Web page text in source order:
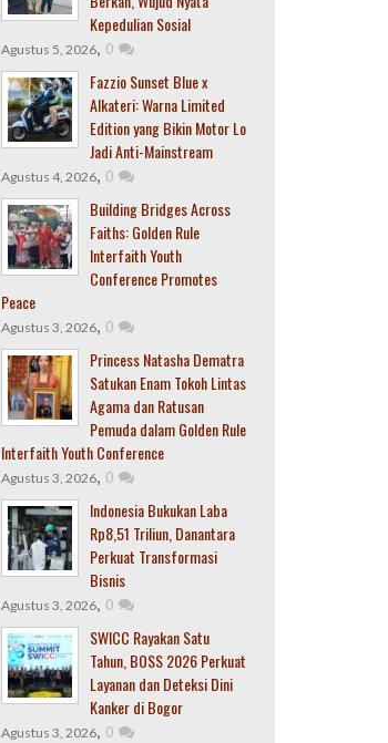
Kepedulian Sosial
Agustus 5, 2026, 0
Fazzio Sunset Blue x
Alkateri: Warna Limited
Edition yang Bikin Motor Lo
Jadi Anti-Mainstream
Agustus 4, 2026, 0
Building Bridges Across
Faiths: Golden Rule
Interfaith Youth
Conference Promotes
Peace
Agustus 3, 2026, 0
Princess Natasha Dematra
Satukan Enam Tokoh Lintas
Agama dan Ratusan
Pemuda dalam Golden Rule
Interfaith Youth Conference
Agustus 3, 2026, 0
Indonesia Bukukan Laba
Rp8,51 Triliun, Danantara
Perkuat Transformasi
Bisnis
Agustus 3, 2026, 0
SWICC Rayakan Satu
Tahun, BOSS 2026 Perkuat
Layanan dan Deteksi Dini
Kanker di Bogor
Agustus 3, 2026, 0